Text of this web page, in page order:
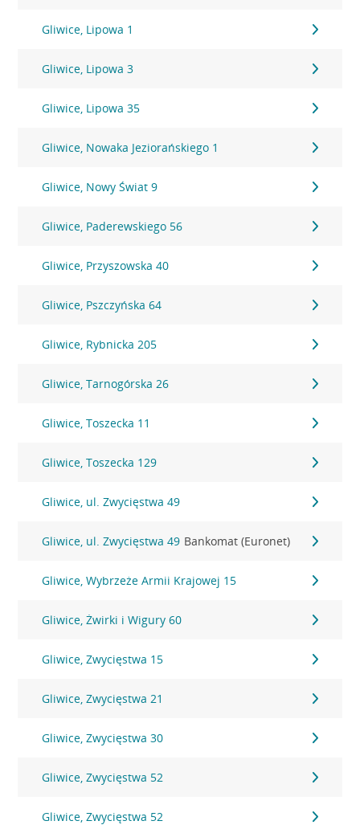
Gliwice, Lipowa 1
Gliwice, Lipowa 3
Gliwice, Lipowa 35
Gliwice, Nowaka Jeziorańskiego 1
Gliwice, Nowy Świat 9
Gliwice, Paderewskiego 56
Gliwice, Przyszowska 40
Gliwice, Pszczyńska 64
Gliwice, Rybnicka 205
Gliwice, Tarnogórska 26
Gliwice, Toszecka 11
Gliwice, Toszecka 129
Gliwice, ul. Zwycięstwa 49
Gliwice, ul. Zwycięstwa 49 Bankomat (Euronet)
Gliwice, Wybrzeże Armii Krajowej 15
Gliwice, Żwirki i Wigury 60
Gliwice, Zwycięstwa 15
Gliwice, Zwycięstwa 21
Gliwice, Zwycięstwa 30
Gliwice, Zwycięstwa 52
Gliwice, Zwycięstwa 52